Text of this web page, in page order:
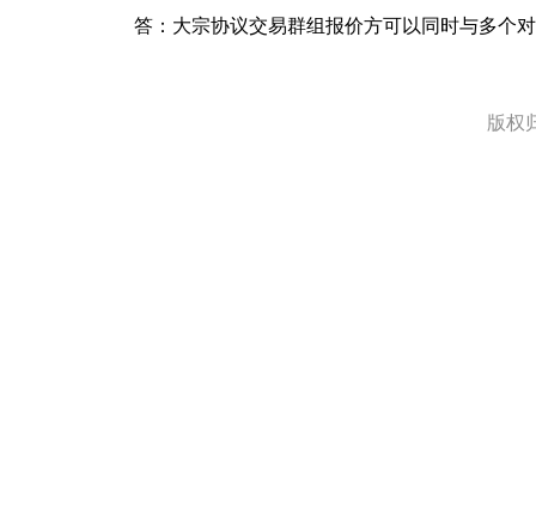
答：大宗协议交易群组报价方可以同时与多个
版权